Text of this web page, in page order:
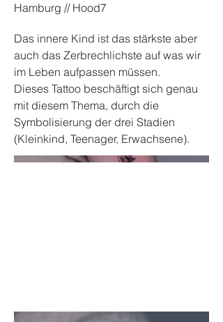
Hamburg // Hood7
Das innere Kind ist das stärkste aber
auch das Zerbrechlichste auf was wir
im Leben aufpassen müssen.
Dieses Tattoo beschäftigt sich genau
mit diesem Thema, durch die
Symbolisierung der drei Stadien
(Kleinkind, Teenager, Erwachsene).